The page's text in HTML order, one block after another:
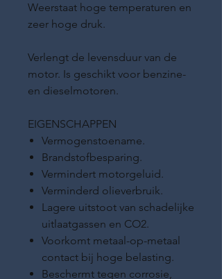
Weerstaat hoge temperaturen en
zeer hoge druk.
Verlengt de levensduur van de
motor. Is geschikt voor benzine-
en dieselmotoren.
EIGENSCHAPPEN
Vermogenstoename.
Brandstofbesparing.
Vermindert motorgeluid.
Verminderd olieverbruik.
Lagere uitstoot van schadelijke
uitlaatgassen en CO2.
Voorkomt metaal-op-metaal
contact bij hoge belasting.
Beschermt tegen corrosie,